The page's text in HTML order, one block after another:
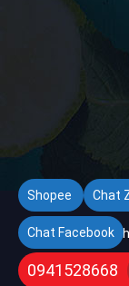
Bản quyền
Shopee Chat
Chat Facebook
0941528668